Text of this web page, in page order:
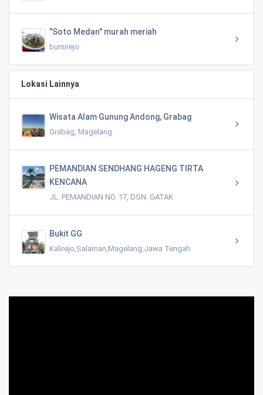
"Soto Medan" murah meriah
bumirejo
Lokasi Lainnya
Wisata Alam Gunung Andong, Grabag
Grabag, Magelang
PEMANDIAN SENDHANG HAGENG TIRTA
KENCANA
JL. PEMANDIAN NO. 17, DSN. GATAK
Bukit GG
Kalirejo,Salaman,Magelang,Jawa Tengah